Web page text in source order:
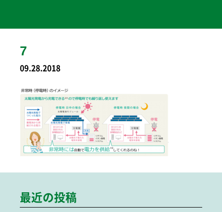
7
09.28.2018
最近の投稿